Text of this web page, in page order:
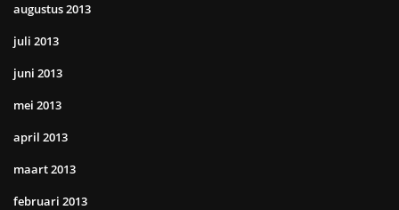
augustus 2013
juli 2013
juni 2013
mei 2013
april 2013
maart 2013
februari 2013